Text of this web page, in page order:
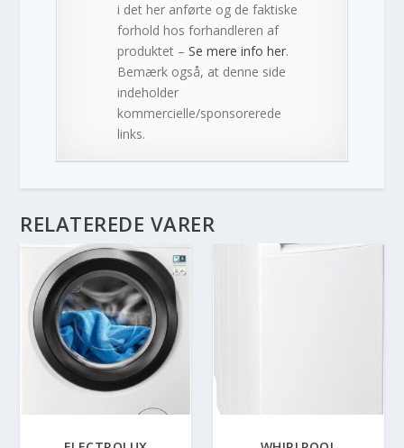
i det her anførte og de faktiske
forhold hos forhandleren af
produktet –Se mere info her.
Bemærk også, at denne side
indeholder
kommercielle/sponsorerede
links.
RELATEREDE VARER